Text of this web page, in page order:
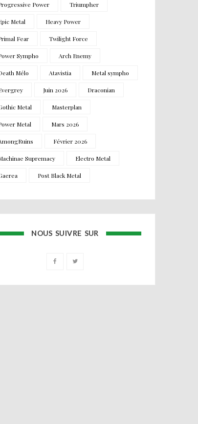
Power Triumpher
Metal Heavy Power
Fear Twilight Force
Sympho Arch Enemy
Mélo Atavistia Metal sympho
Juin 2026 Draconian
Metal Masterplan
Metal Mars 2026
Février 2026
Supremacy Electro Metal
Post Black Metal
NOUS SUIVRE SUR